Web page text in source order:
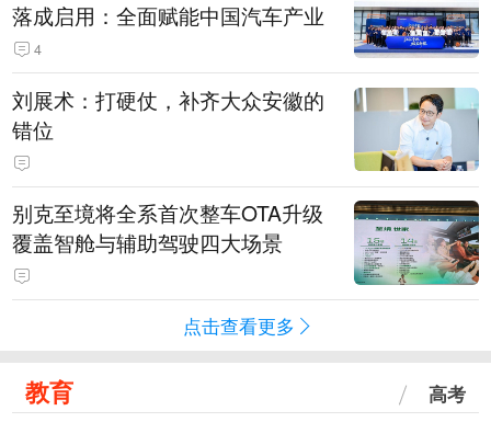
落成启用：全面赋能中国汽车产业
4
刘展术：打硬仗，补齐大众安徽的
错位
别克至境将全系首次整车OTA升级
覆盖智舱与辅助驾驶四大场景
点击查看更多
教育 高考